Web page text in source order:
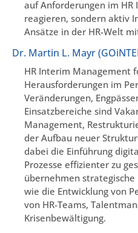
auf Anforderungen im
reagieren, sondern aktiv
Ansätze in der HR-Welt
Dr. Martin L. Mayr
HR Interim Management
Herausforderungen im
Veränderungen,
Einsatzbereiche sind
Management,
der Aufbau neuer
dabei die Einführung
Prozesse effizienter zu
übernehmen
wie die Entwicklung von
von HR-Teams,
Krisenbewältigung.